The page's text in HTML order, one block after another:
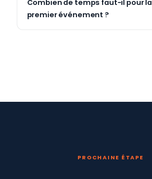
Combien de temps faut-il pour
premier événement ?
PROCHAINE ÉTAPE